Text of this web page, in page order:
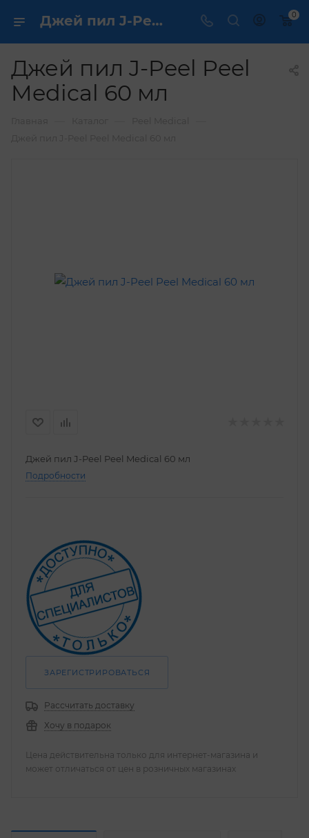
Джей пил J-Peel Peel Medical 60 мл купить по выгодной цене в интернет магазине 0
Джей пил J-Peel Peel
Medical 60 мл
Джей пил J-Peel Peel Medical 60 мл
Подробности
ЗАРЕГИСТРИРОВАТЬСЯ
Рассчитать доставку
Хочу в подарок
Цена действительна только для интернет-магазина и
может отличаться от цен в розничных магазинах